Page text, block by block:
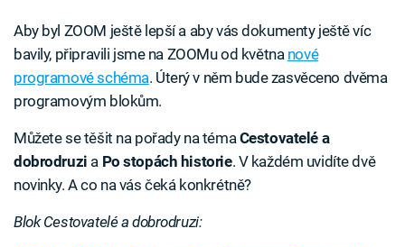
Aby byl ZOOM ještě lepší a aby vás dokumenty ještě víc
bavily, připravili jsme na ZOOMu od května nové
programové schéma. Úterý v něm bude zasvěceno dvěma
programovým blokům.
Můžete se těšit na pořady na témaCestovatelé a
dobrodruzi a Po stopách historie. V každém uvidíte dvě
novinky. A co na vás čeká konkrétně?
Blok Cestovatelé a dobrodruzi: